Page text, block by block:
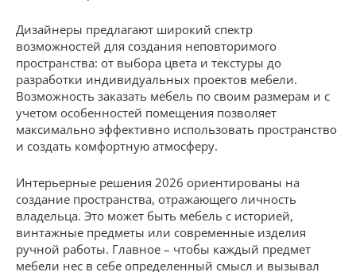
Дизайнеры предлагают широкий спектр
возможностей для создания неповторимого
пространства: от выбора цвета и текстуры до
разработки индивидуальных проектов мебели.
Возможность заказать мебель по своим размерам и с
учетом особенностей помещения позволяет
максимально эффективно использовать пространство
и создать комфортную атмосферу.
Интерьерные решения 2026 ориентированы на
создание пространства, отражающего личность
владельца. Это может быть мебель с историей,
винтажные предметы или современные изделия
ручной работы. Главное – чтобы каждый предмет
мебели нес в себе определенный смысл и вызывал